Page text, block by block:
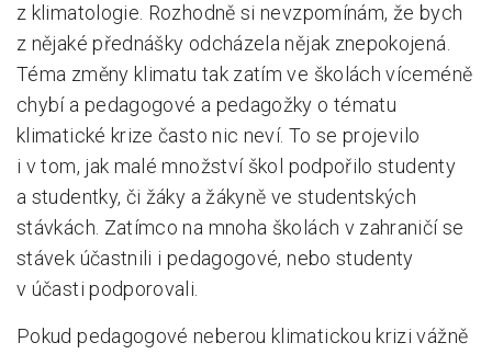
z klimatologie. Rozhodně si nevzpomínám, že bych
z nějaké přednášky odcházela nějak znepokojená.
Téma změny klimatu tak zatím ve školách víceméně
chybí a pedagogové a pedagožky o tématu
klimatické krize často nic neví. To se projevilo
i v tom, jak malé množství škol podpořilo studenty
a studentky, či žáky a žákyně ve studentských
stávkách. Zatímco na mnoha školách v zahraničí se
stávek účastnili i pedagogové, nebo studenty
v účasti podporovali.
Pokud pedagogové neberou klimatickou krizi vážně